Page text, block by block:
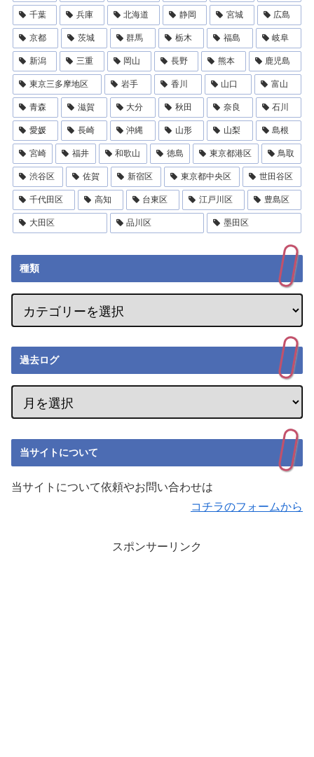
千葉 兵庫 北海道 静岡 宮城 広島
京都 茨城 群馬 栃木 福島 岐阜
新潟 三重 岡山 長野 熊本 鹿児島
東京三多摩地区 岩手 香川 山口 富山
青森 滋賀 大分 秋田 奈良 石川
愛媛 長崎 沖縄 山形 山梨 島根
宮崎 福井 和歌山 徳島 東京都港区 鳥取
渋谷区 佐賀 新宿区 東京都中央区 世田谷区
千代田区 高知 台東区 江戸川区 豊島区
大田区 品川区 墨田区
種類
過去ログ
当サイトについて
当サイトについて依頼やお問い合わせは
コチラのフォームから
スポンサーリンク